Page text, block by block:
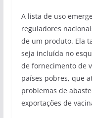
A lista de uso
reguladores
de um produto. Ela
seja incluída no
de fornecimento de
países pobres, que
problemas de
exportações de